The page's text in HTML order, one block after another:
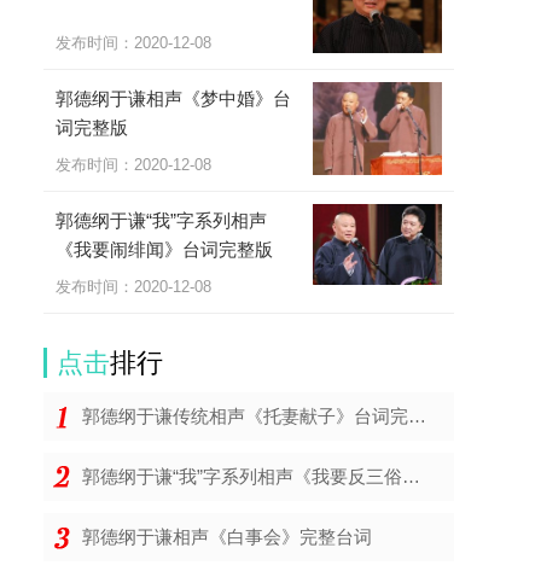
发布时间： 2020-12-08
郭德纲于谦相声《梦中婚》台
词完整版
发布时间： 2020-12-08
郭德纲于谦“我”字系列相声
《我要闹绯闻》台词完整版
发布时间： 2020-12-08
点击排行
郭德纲于谦传统相声《托妻献子》台词完整版
郭德纲于谦“我”字系列相声《我要反三俗》台词完整版
郭德纲于谦相声《白事会》完整台词